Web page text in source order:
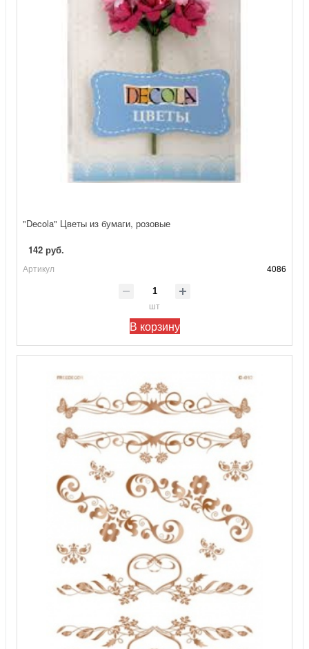
"Decola" Цветы из бумаги, розовые
142 руб.
Артикул 4086
шт
В корзину